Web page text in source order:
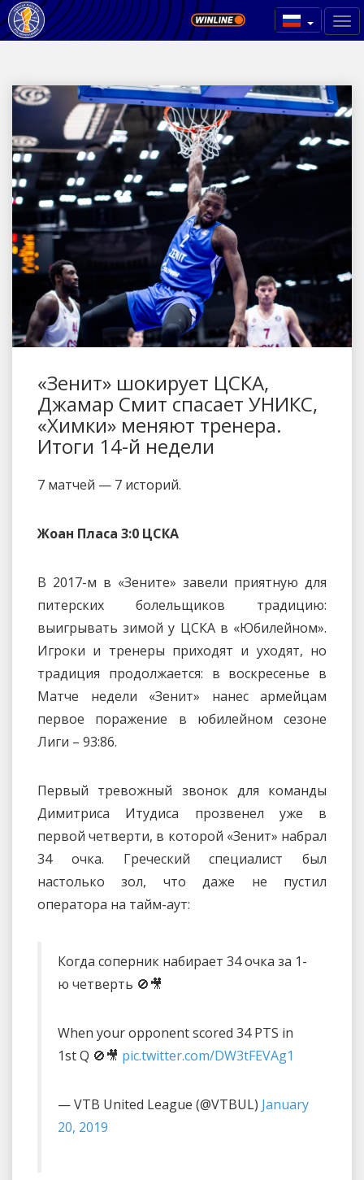
«Зенит» шокирует ЦСКА,
Джамар Смит спасает УНИКС,
«Химки» меняют тренера.
Итоги 14-й недели
7 матчей — 7 историй.
Жоан Пласа 3:0 ЦСКА
В 2017-м в «Зените» завели приятную для
питерских болельщиков традицию:
выигрывать зимой у ЦСКА в «Юбилейном».
Игроки и тренеры приходят и уходят, но
традиция продолжается: в воскресенье в
Матче недели «Зенит» нанес армейцам
первое поражение в юбилейном сезоне
Лиги – 93:86.
Первый тревожный звонок для команды
Димитриса Итудиса прозвенел уже в
первой четверти, в которой «Зенит» набрал
34 очка. Греческий специалист был
настолько зол, что даже не пустил
оператора на тайм-аут:
Когда соперник набирает 34 очка за 1-
ю четверть 🚫🎥
When your opponent scored 34 PTS in
1st Q 🚫🎥 pic.twitter.com/DW3tFEVAg1
— VTB United League (@VTBUL) January
20, 2019